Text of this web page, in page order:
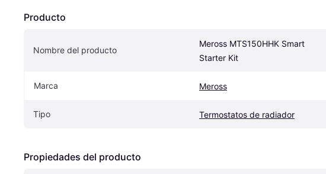
Producto
Nombre del producto
Meross MTS150HHK Smart
Starter Kit
Marca Meross
Tipo Termostatos de radiador
Propiedades del producto